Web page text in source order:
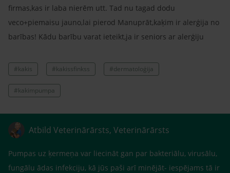
firmas,kas ir laba nierēm utt. Tad nu tagad dodu
veco+piemaisu jauno,lai pierod Manuprāt,kaķim ir alerģija no
barības! Kādu barību varat ieteikt,ja ir seniors ar alerģiju
#kakis #kakissfinkss #dermatoloģija
#kakimpumpa
Atbild Veterinārārsts, Veterinārārsts
Pumpas uz ķermeņa var liecināt gan par bakteriālu, virusālu,
fungālu ādas infekciju, kā jūs paši arī minējāt- iespējams tā ir